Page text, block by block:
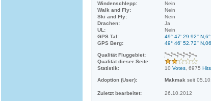
Windenschlepp:
Nein
Walk and Fly:
Nein
Ski and Fly:
Nein
Drachen:
Ja
UL:
Nein
GPS Tal:
49° 47' 29.92''
GPS Berg:
49° 46' 52.72''
Qualität Fluggebiet:
Qualität dieser Seite:
Statistik:
10 Votes , 6975 Hits
Adoption (User): Makmak seit
Zuletzt bearbeitet: 26.10.2012